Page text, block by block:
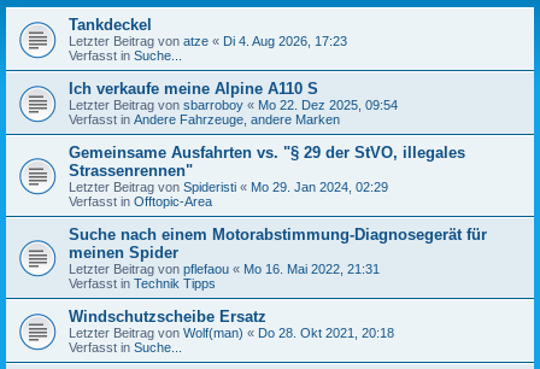
Tankdeckel
Letzter Beitrag von atze « Di 4. Aug 2026, 17:23
Verfasst in Suche...
Ich verkaufe meine Alpine A110 S
Letzter Beitrag von sbarroboy « Mo 22. Dez 2025, 09:54
Verfasst in Andere Fahrzeuge, andere Marken
Gemeinsame Ausfahrten vs. "§ 29 der StVO, illegales
Strassenrennen"
Letzter Beitrag von Spideristi « Mo 29. Jan 2024, 02:29
Verfasst in Offtopic-Area
Suche nach einem Motorabstimmung-Diagnosegerät für
meinen Spider
Letzter Beitrag von pflefaou « Mo 16. Mai 2022, 21:31
Verfasst in Technik Tipps
Windschutzscheibe Ersatz
Letzter Beitrag von Wolf(man) « Do 28. Okt 2021, 20:18
Verfasst in Suche...